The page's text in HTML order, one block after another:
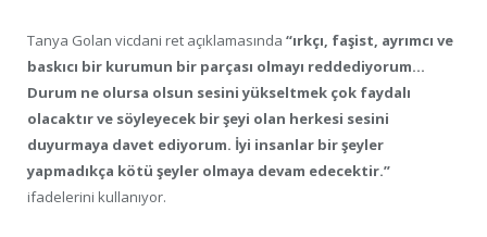
Tanya Golan vicdani ret açıklamasında “ırkçı, faşist, ayrımcı ve
baskıcı bir kurumun bir parçası olmayı reddediyorum…
Durum ne olursa olsun sesini yükseltmek çok faydalı
olacaktır ve söyleyecek bir şeyi olan herkesi sesini
duyurmaya davet ediyorum. İyi insanlar bir şeyler
yapmadıkça kötü şeyler olmaya devam edecektir.”
ifadelerini kullanıyor.